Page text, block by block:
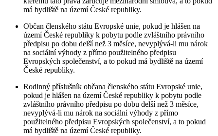
má bydliště na území České republiky.
Občan členského státu Evropské unie, pokud je hlášen na
území České republiky k pobytu podle zvláštního právního
předpisu po dobu delší než 3 měsíce, nevyplývá-li mu nárok
na sociální výhody z přímo použitelného předpisu
Evropských společenství, a to pokud má bydliště na území
České republiky.
Rodinný příslušník občana členského státu Evropské unie,
pokud je hlášen na území České republiky k pobytu podle
zvláštního právního předpisu po dobu delší než 3 měsíce,
nevyplývá-li mu nárok na sociální výhody z přímo
použitelného předpisu Evropských společenství, a to pokud
má bydliště na území České republiky.